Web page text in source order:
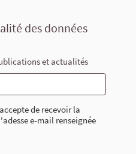
des données
et actualités
de recevoir la
e-mail renseignée